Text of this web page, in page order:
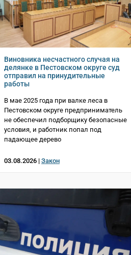
Виновника несчастного случая на
делянке в Пестовском округе суд
отправил на принудительные
работы
В мае 2025 года при валке леса в
Пестовском округе предприниматель
не обеспечил подборщику безопасные
условия, и работник попал под
падающее дерево
03.08.2026 | Закон